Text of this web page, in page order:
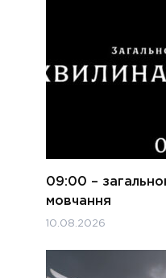
09:00 –
мовчання
10.08.2026